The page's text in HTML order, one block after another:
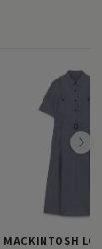
MACKINTOSH